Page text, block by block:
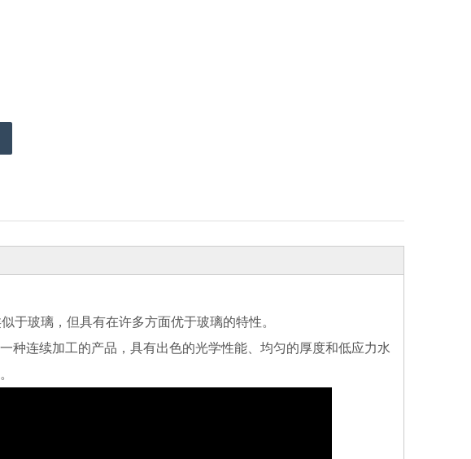
于玻璃，但具有在许多方面优于玻璃的特性。
种连续加工的产品，具有出色的光学性能、均匀的厚度和低应力水